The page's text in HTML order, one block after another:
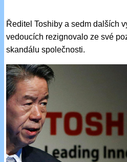
Ředitel Toshiby a sedm dalších
vedoucích rezignovalo ze své
skandálu společnosti.